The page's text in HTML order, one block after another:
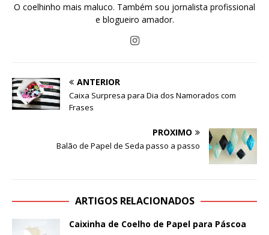
O coelhinho mais maluco. Também sou jornalista profissional
e blogueiro amador.
ANTERIOR
Caixa Surpresa para Dia dos Namorados com
Frases
PRÓXIMO
Balão de Papel de Seda passo a passo
ARTIGOS RELACIONADOS
Caixinha de Coelho de Papel para Páscoa